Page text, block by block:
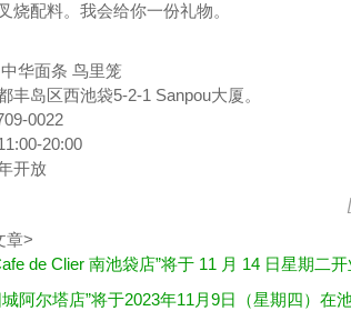
烧配料。我会给你一份礼物。
华面条 鸟里笼
丰岛区西池袋5-2-1 Sanpou大厦。
0022
20:00
开放
章>
de Clier 南池袋店”将于 11 月 14 日星期二开
阿尔塔店”将于2023年11月9日（星期四）在